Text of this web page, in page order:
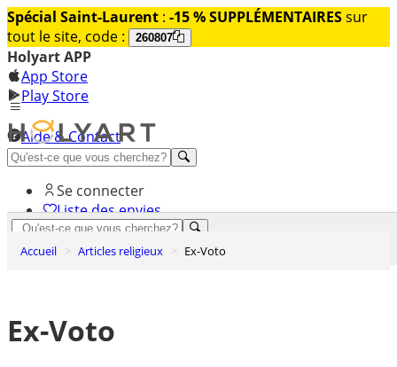
Spécial Saint-Laurent : -15 % SUPPLÉMENTAIRESsur
tout le site, code :
260807
Holyart APP
App Store
Play Store
Aide & Contact
Découvrez Premium
Se connecter
Liste des envies
Panier
Accueil Articles religieux Ex-Voto
Ex-Voto